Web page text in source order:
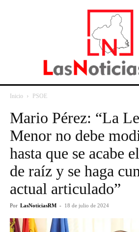
Inicio PSOE
Mario Pérez: “La
Menor no debe
hasta que se acabe
de raíz y se haga
actual articulado”
Por LasNoticiasRM - 18 de julio de 2024